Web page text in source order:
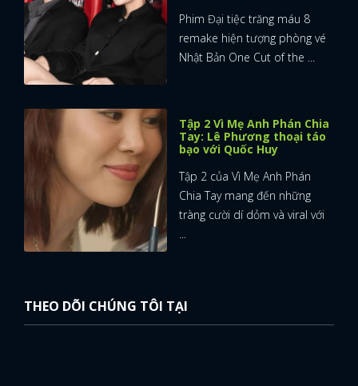
Phim Đại tiệc trăng máu 8
remake hiện tượng phòng vé
Nhật Bản One Cut of the ...
Tập 2 Vì Mẹ Anh Phán Chia
Tay: Lê Phương thoại táo
bạo với Quốc Huy
Tập 2 của Vì Mẹ Anh Phán
Chia Tay mang đến những
tràng cười dí dỏm và viral với
...
THEO DÕI CHÚNG TÔI TẠI